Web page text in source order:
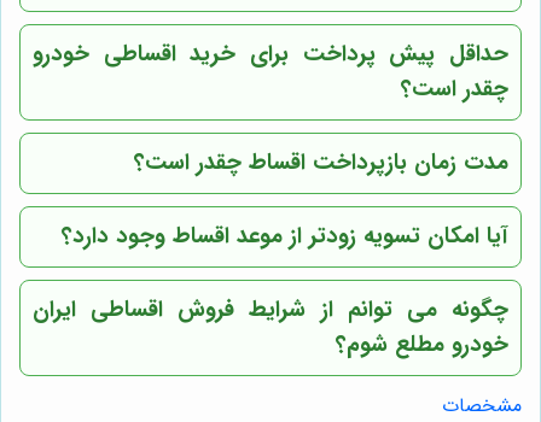
حداقل پیش پرداخت برای خرید اقساطی خودرو
چقدر است؟
مدت زمان بازپرداخت اقساط چقدر است؟
آیا امکان تسویه زودتر از موعد اقساط وجود دارد؟
چگونه می توانم از شرایط فروش اقساطی ایران
خودرو مطلع شوم؟
مشخصات